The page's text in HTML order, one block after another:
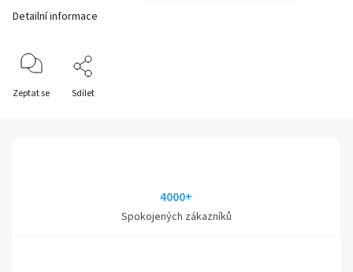
Detailní informace
Zeptat se Sdílet
4000+
Spokojených zákazníků